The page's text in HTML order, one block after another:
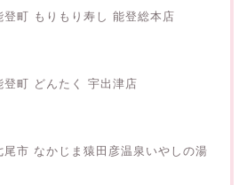
登町 もりもり寿し 能登総本店
登町 どんたく 宇出津店
尾市 なかじま猿田彦温泉いやしの湯